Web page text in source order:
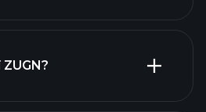
ZUGN?